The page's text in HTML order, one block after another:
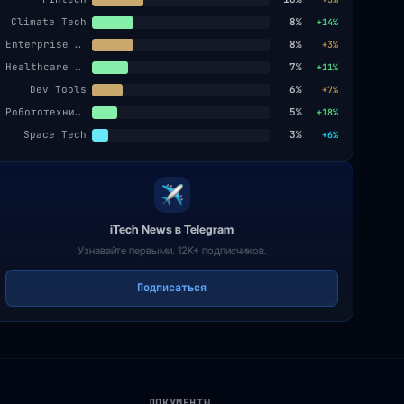
Climate Tech 8% +14%
Enterprise SaaS 8% +3%
Healthcare AI 7% +11%
Dev Tools 6% +7%
Робототехника 5% +18%
Space Tech 3% +6%
iTech News в Telegram
Узнавайте первыми. 12K+ подписчиков.
Подписаться